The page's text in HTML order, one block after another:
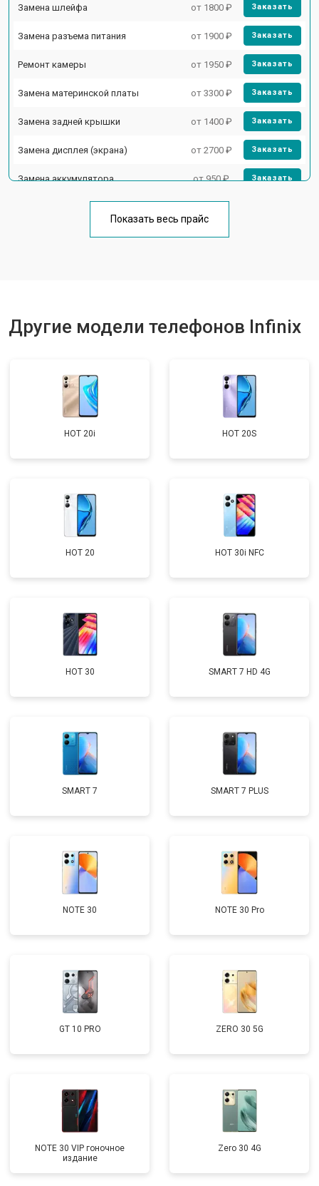
Замена шлейфа от 1800 ₽ Заказать
Замена разъема питания от 1900 ₽ Заказать
Ремонт камеры от 1950 ₽ Заказать
Замена материнской платы от 3300 ₽ Заказать
Замена задней крышки от 1400 ₽ Заказать
Замена дисплея (экрана) от 2700 ₽ Заказать
Замена аккумулятора от 950 ₽ Заказать
Ремонт цепи питания от 3200 ₽
Показать весь прайс
Другие модели телефонов Infinix
HOT 20i HOT 20S
HOT 20 HOT 30i NFC
HOT 30 SMART 7 HD 4G
SMART 7 SMART 7 PLUS
NOTE 30 NOTE 30 Pro
GT 10 PRO ZERO 30 5G
NOTE 30 VIP гоночное
издание
Zero 30 4G